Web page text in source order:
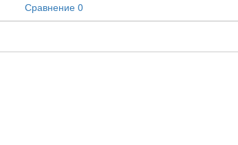
Сравнение 0